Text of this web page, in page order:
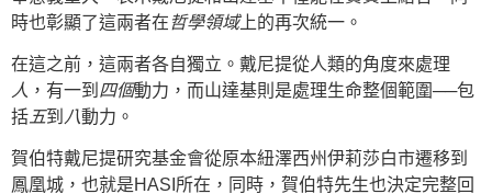
時也彰顯了這兩者在 哲學領域上的再次統一。
在這之前，這兩者各自獨立。戴尼提從人類的角度來處理
人 ，有一到 四個動力，而山達基則是處理生命整個範圍──包
括 五到 八動力。
賀伯特戴尼提研究基金會從原本紐澤西州伊莉莎白市遷移到
鳳凰城，也就是HASI所在，同時，賀伯特先生也決定完整回